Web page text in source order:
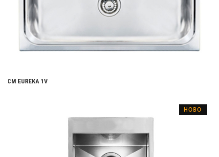
CM EUREKA 1V
НОВО